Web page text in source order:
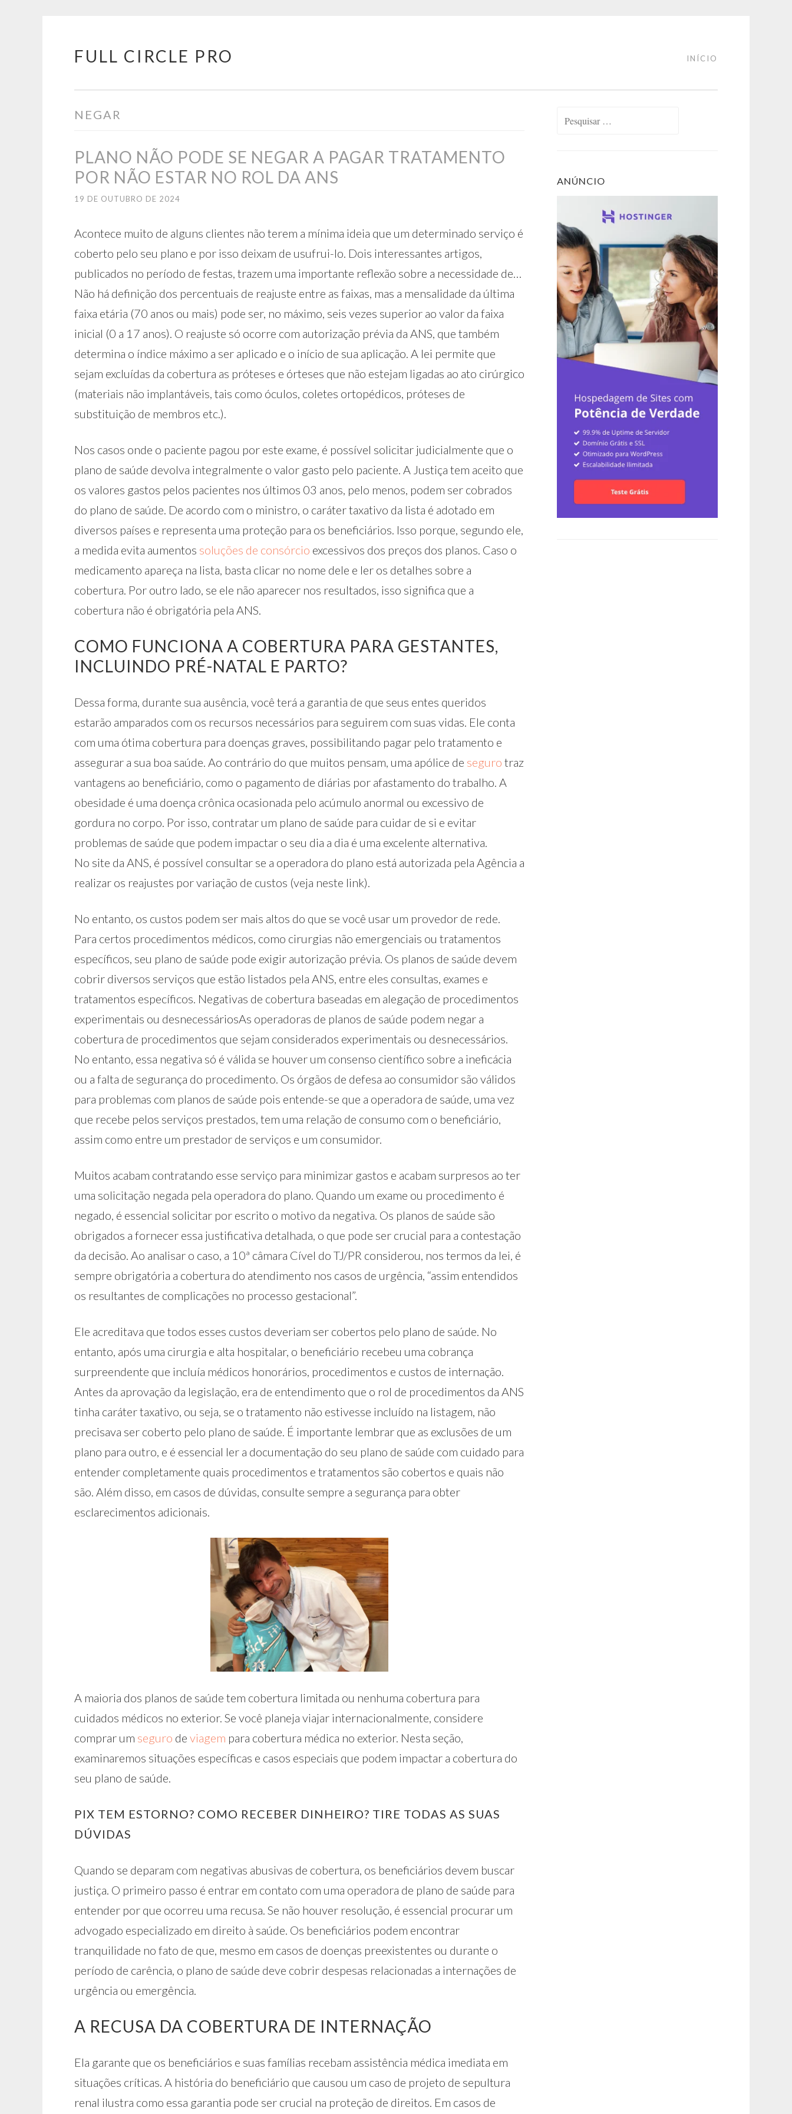
Pular
FULL CIRCLE PRO INÍCIO
NEGAR
PLANO NÃO PODE SE NEGAR A PAGAR TRATAMENTO
POR NÃO ESTAR NO ROL DA ANS
19 DE OUTUBRO DE 2024
Acontece muito de alguns clientes não terem a mínima ideia que um determinado serviço é
coberto pelo seu plano e por isso deixam de usufrui-lo. Dois interessantes artigos,
publicados no período de festas, trazem uma importante reflexão sobre a necessidade de…
Não há definição dos percentuais de reajuste entre as faixas, mas a mensalidade da última
faixa etária (70 anos ou mais) pode ser, no máximo, seis vezes superior ao valor da faixa
inicial (0 a 17 anos). O reajuste só ocorre com autorização prévia da ANS, que também
determina o índice máximo a ser aplicado e o início de sua aplicação. A lei permite que
sejam excluídas da cobertura as próteses e órteses que não estejam ligadas ao ato cirúrgico
(materiais não implantáveis, tais como óculos, coletes ortopédicos, próteses de
substituição de membros etc.).
Nos casos onde o paciente pagou por este exame, é possível solicitar judicialmente que o
plano de saúde devolva integralmente o valor gasto pelo paciente. A Justiça tem aceito que
os valores gastos pelos pacientes nos últimos 03 anos, pelo menos, podem ser cobrados
do plano de saúde. De acordo com o ministro, o caráter taxativo da lista é adotado em
diversos países e representa uma proteção para os beneficiários. Isso porque, segundo ele,
a medida evita aumentos soluções de consórcio excessivos dos preços dos planos. Caso o
medicamento apareça na lista, basta clicar no nome dele e ler os detalhes sobre a
cobertura. Por outro lado, se ele não aparecer nos resultados, isso significa que a
cobertura não é obrigatória pela ANS.
COMO FUNCIONA A COBERTURA PARA GESTANTES,
INCLUINDO PRÉ-NATAL E PARTO?
Dessa forma, durante sua ausência, você terá a garantia de que seus entes queridos
estarão amparados com os recursos necessários para seguirem com suas vidas. Ele conta
com uma ótima cobertura para doenças graves, possibilitando pagar pelo tratamento e
assegurar a sua boa saúde. Ao contrário do que muitos pensam, uma apólice de seguro traz
vantagens ao beneficiário, como o pagamento de diárias por afastamento do trabalho. A
obesidade é uma doença crônica ocasionada pelo acúmulo anormal ou excessivo de
gordura no corpo. Por isso, contratar um plano de saúde para cuidar de si e evitar
problemas de saúde que podem impactar o seu dia a dia é uma excelente alternativa.
No site da ANS, é possível consultar se a operadora do plano está autorizada pela Agência a
realizar os reajustes por variação de custos (veja neste link).
No entanto, os custos podem ser mais altos do que se você usar um provedor de rede.
Para certos procedimentos médicos, como cirurgias não emergenciais ou tratamentos
específicos, seu plano de saúde pode exigir autorização prévia. Os planos de saúde devem
cobrir diversos serviços que estão listados pela ANS, entre eles consultas, exames e
tratamentos específicos. Negativas de cobertura baseadas em alegação de procedimentos
experimentais ou desnecessáriosAs operadoras de planos de saúde podem negar a
cobertura de procedimentos que sejam considerados experimentais ou desnecessários.
No entanto, essa negativa só é válida se houver um consenso científico sobre a ineficácia
ou a falta de segurança do procedimento. Os órgãos de defesa ao consumidor são válidos
para problemas com planos de saúde pois entende-se que a operadora de saúde, uma vez
que recebe pelos serviços prestados, tem uma relação de consumo com o beneficiário,
assim como entre um prestador de serviços e um consumidor.
Muitos acabam contratando esse serviço para minimizar gastos e acabam surpresos ao ter
uma solicitação negada pela operadora do plano. Quando um exame ou procedimento é
negado, é essencial solicitar por escrito o motivo da negativa. Os planos de saúde são
obrigados a fornecer essa justificativa detalhada, o que pode ser crucial para a contestação
da decisão. Ao analisar o caso, a 10ª câmara Cível do TJ/PR considerou, nos termos da lei, é
sempre obrigatória a cobertura do atendimento nos casos de urgência, “assim entendidos
os resultantes de complicações no processo gestacional”.
Ele acreditava que todos esses custos deveriam ser cobertos pelo plano de saúde. No
entanto, após uma cirurgia e alta hospitalar, o beneficiário recebeu uma cobrança
surpreendente que incluía médicos honorários, procedimentos e custos de internação.
Antes da aprovação da legislação, era de entendimento que o rol de procedimentos da ANS
tinha caráter taxativo, ou seja, se o tratamento não estivesse incluído na listagem, não
precisava ser coberto pelo plano de saúde. É importante lembrar que as exclusões de um
plano para outro, e é essencial ler a documentação do seu plano de saúde com cuidado para
entender completamente quais procedimentos e tratamentos são cobertos e quais não
são. Além disso, em casos de dúvidas, consulte sempre a segurança para obter
esclarecimentos adicionais.
A maioria dos planos de saúde tem cobertura limitada ou nenhuma cobertura para
cuidados médicos no exterior. Se você planeja viajar internacionalmente, considere
comprar um seguro de viagem para cobertura médica no exterior. Nesta seção,
examinaremos situações específicas e casos especiais que podem impactar a cobertura do
seu plano de saúde.
PIX TEM ESTORNO? COMO RECEBER DINHEIRO? TIRE TODAS AS SUAS
DÚVIDAS
Quando se deparam com negativas abusivas de cobertura, os beneficiários devem buscar
justiça. O primeiro passo é entrar em contato com uma operadora de plano de saúde para
entender por que ocorreu uma recusa. Se não houver resolução, é essencial procurar um
advogado especializado em direito à saúde. Os beneficiários podem encontrar
tranquilidade no fato de que, mesmo em casos de doenças preexistentes ou durante o
período de carência, o plano de saúde deve cobrir despesas relacionadas a internações de
urgência ou emergência.
A RECUSA DA COBERTURA DE INTERNAÇÃO
Ela garante que os beneficiários e suas famílias recebam assistência médica imediata em
situações críticas. A história do beneficiário que causou um caso de projeto de sepultura
renal ilustra como essa garantia pode ser crucial na proteção de direitos. Em casos de
ANÚNCIO